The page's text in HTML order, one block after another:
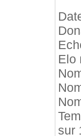
Elo
sur